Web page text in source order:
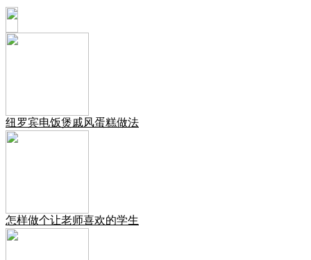
纽罗宾电饭煲戚风蛋糕做法
怎样做个让老师喜欢的学生